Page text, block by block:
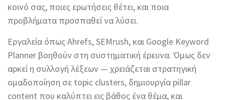
κοινό σας, ποιες ερωτήσεις θέτει, και ποια
προβλήματα προσπαθεί να λύσει.
Εργαλεία όπως Ahrefs, SEMrush, και Google Keyword
Planner βοηθούν στη συστηματική έρευνα. Όμως δεν
αρκεί η συλλογή λέξεων — χρειάζεται στρατηγική
ομαδοποίηση σε topic clusters, δημιουργία pillar
content που καλύπτει εις βάθος ένα θέμα, και